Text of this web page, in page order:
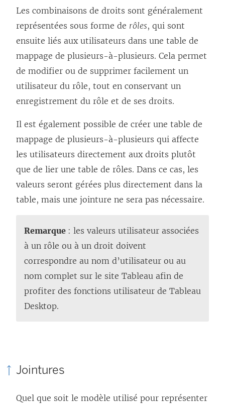
Les combinaisons de droits sont généralement
représentées sous forme de rôles, qui sont
ensuite liés aux utilisateurs dans une table de
mappage de plusieurs-à-plusieurs. Cela permet
de modifier ou de supprimer facilement un
utilisateur du rôle, tout en conservant un
enregistrement du rôle et de ses droits.
Il est également possible de créer une table de
mappage de plusieurs-à-plusieurs qui affecte
les utilisateurs directement aux droits plutôt
que de lier une table de rôles. Dans ce cas, les
valeurs seront gérées plus directement dans la
table, mais une jointure ne sera pas nécessaire.
Remarque : les valeurs utilisateur associées
à un rôle ou à un droit doivent
correspondre au nom d’utilisateur ou au
nom complet sur le site Tableau afin de
profiter des fonctions utilisateur de Tableau
Desktop.
Jointures
Quel que soit le modèle utilisé pour représenter